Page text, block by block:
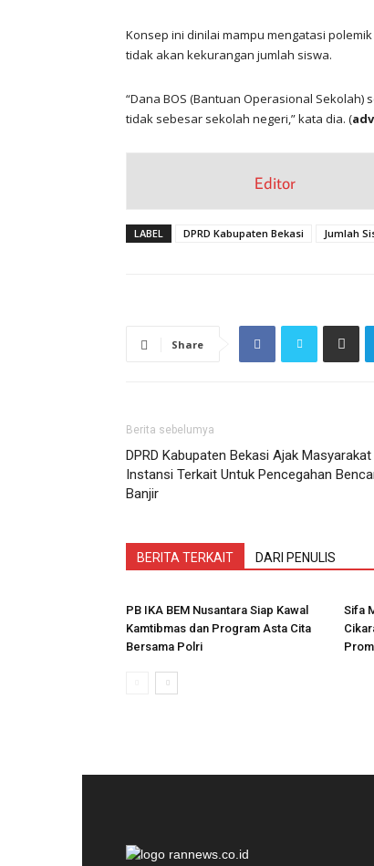
Konsep ini dinilai mampu mengatasi
tidak akan kekurangan jumlah siswa.
“Dana BOS (Bantuan Operasional
tidak sebesar sekolah negeri,” kata dia. (adv
Editor
LABEL DPRD Kabupaten Bekasi Jumlah
Share
Berita sebelumya
DPRD Kabupaten Bekasi Ajak
Instansi Terkait Untuk Pencegahan
Banjir
BERITA TERKAIT DARI PENULIS
PB IKA BEM Nusantara Siap Kawal
Kamtibmas dan Program Asta Cita
Bersama Polri
Sifa